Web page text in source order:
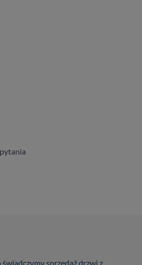
sprzedaż drzwi z